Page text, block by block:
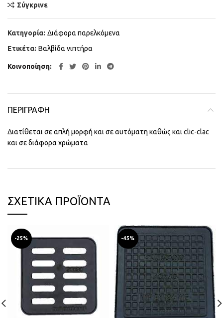
Σύγκρινε
Κατηγορία: Διάφορα παρελκόμενα
Ετικέτα: Βαλβίδα νιπτήρα
Κοινοποίηση
ΠΕΡΙΓΡΑΦΉ
Διατίθεται σε απλή μορφή και σε αυτόματη καθώς και clic-clac
και σε διάφορα χρώματα
ΣΧΕΤΙΚΆ ΠΡΟΪΌΝΤΑ
-25% -45%